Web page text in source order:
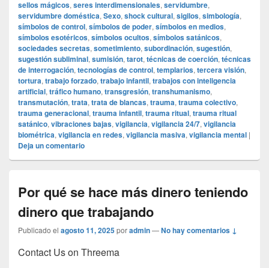
sellos mágicos, seres interdimensionales, servidumbre,
servidumbre doméstica, Sexo, shock cultural, sigilos, simbología,
símbolos de control, símbolos de poder, símbolos en medios,
símbolos esotéricos, símbolos ocultos, símbolos satánicos,
sociedades secretas, sometimiento, subordinación, sugestión,
sugestión subliminal, sumisión, tarot, técnicas de coerción, técnicas
de interrogación, tecnologías de control, templarios, tercera visión,
tortura, trabajo forzado, trabajo infantil, trabajos con inteligencia
artificial, tráfico humano, transgresión, transhumanismo,
transmutación, trata, trata de blancas, trauma, trauma colectivo,
trauma generacional, trauma infantil, trauma ritual, trauma ritual
satánico, vibraciones bajas, vigilancia, vigilancia 24/7, vigilancia
biométrica, vigilancia en redes, vigilancia masiva, vigilancia mental |
Deja un comentario
Por qué se hace más dinero teniendo
dinero que trabajando
Publicado el agosto 11, 2025poradmin—No hay comentarios ↓
Contact Us on Threema